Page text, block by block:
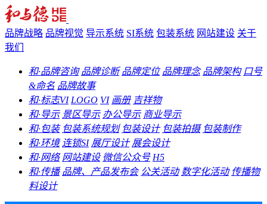
品牌战略 品牌视觉 导示系统 SI系统 包装系统 网站建设 关于
我们
和·品牌咨询 品牌诊断 品牌定位 品牌理念 品牌架构 口号
&命名 品牌故事
和·标志VI LOGO VI 画册 吉祥物
和·导示 景区导示 办公导示 商业导示
和·包装 包装系统规划 包装设计 包装拍摄 包装制作
和·环境 连锁SI 展厅设计 展会设计
和·网络 网站建设 微信公众号 H5
和·传播 品牌、产品发布会 公关活动 数字化活动 传播物
料设计